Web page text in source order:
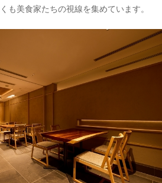
も美食家たちの視線を集めています。